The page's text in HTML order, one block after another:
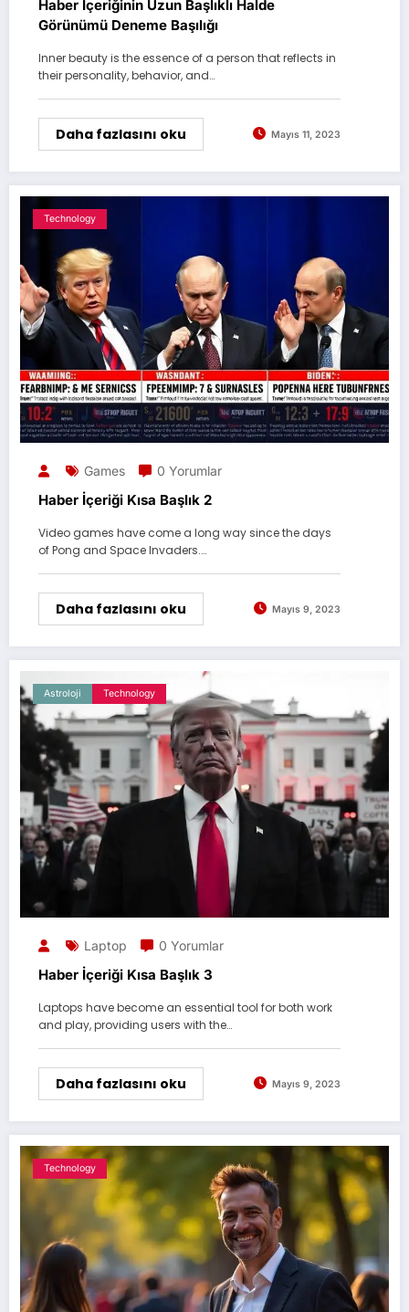
Haber İçeriğinin Uzun Başlıklı Halde
Görünümü Deneme Başılığı
Inner beauty is the essence of a person that reflects in
their personality, behavior, and…
Daha fazlasını oku Mayıs 11, 2023
Technology
Games 0 Yorumlar
Haber İçeriği Kısa Başlık 2
Video games have come a long way since the days
of Pong and Space Invaders.…
Daha fazlasını oku Mayıs 9, 2023
Astroloji Technology
Laptop 0 Yorumlar
Haber İçeriği Kısa Başlık 3
Laptops have become an essential tool for both work
and play, providing users with the…
Daha fazlasını oku Mayıs 9, 2023
Technology